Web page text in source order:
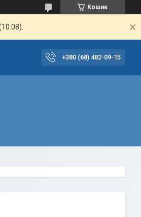
Кошик
+380 (68) 482-09-15